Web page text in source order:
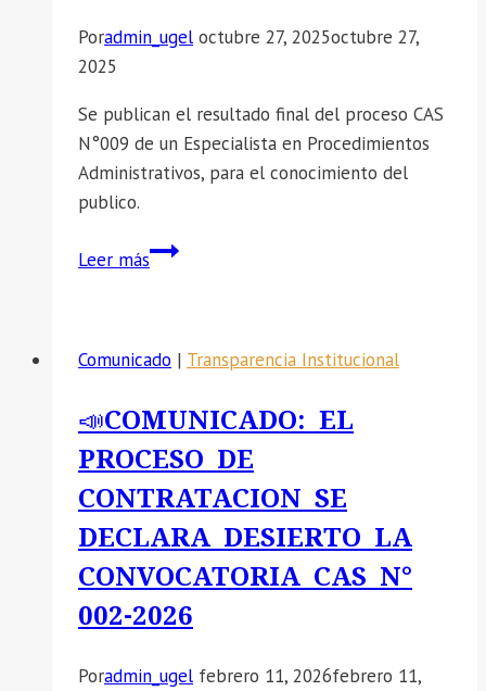
Poradmin_ugel octubre 27, 2025octubre 27,
2025
Se publican el resultado final del proceso CAS
N°009 de un Especialista en Procedimientos
Administrativos, para el conocimiento del
publico.
Leer más📣
FINAL
PROCESO
DE
CONTRATACION
DE
ESPECIALISTA
EN
PROCEDIMIENTOS
ADMINISTRATIVOS
Comunicado | Transparencia Institucional
📣COMUNICADO: EL
PROCESO DE
CONTRATACION SE
DECLARA DESIERTO LA
CONVOCATORIA CAS N°
002-2026
Poradmin_ugel febrero 11, 2026febrero 11,